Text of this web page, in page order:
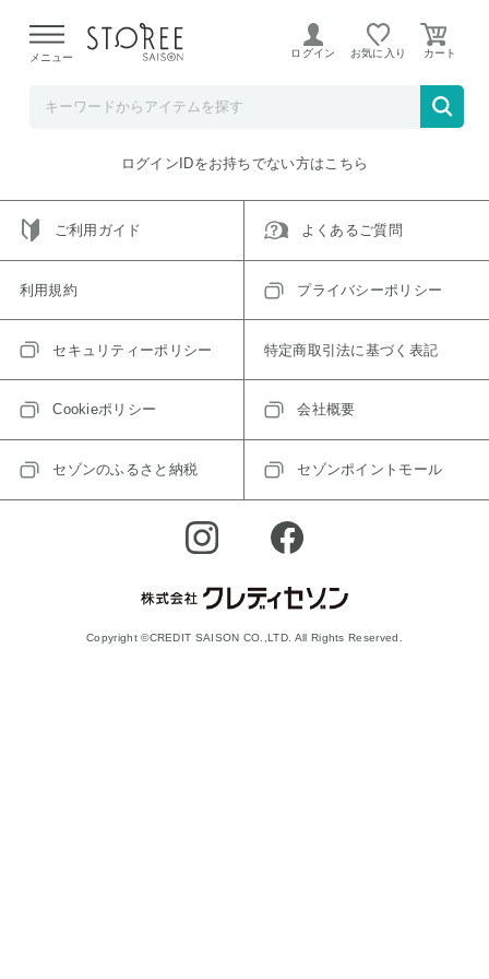
よる配送遅延が発生しております。
メニュー ログイン お気に入り
ご指定のアイテムは取り扱い終了、またはただいま取り扱い
トップへ戻る
ログインIDをお持ちでない方はこちら
ご利用ガイド よくあるご質問
利用規約 プライバシーポリシー
セキュリティーポリシー 特定商取引法に基づく表記
Cookieポリシー 会社概要
セゾンのふるさと納税 セゾンポイントモール
Copyright ©CREDIT SAISON CO.,LTD. All Rights Reserved.